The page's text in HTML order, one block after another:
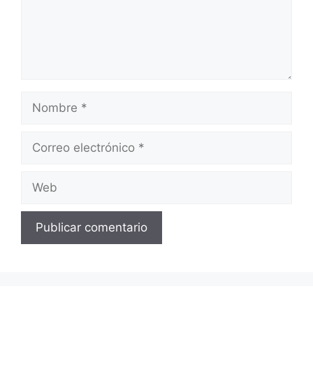
electrónico